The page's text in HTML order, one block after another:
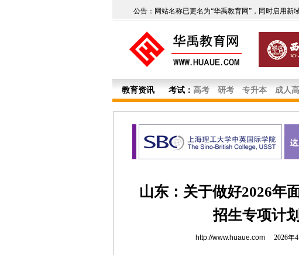
公告：网站名称已更名为“华禹教育网”，同时启用新
教育资讯 考试： 高考 研考 专升本 成人
山东：关于做好2026年
招生专项计
http://www.huaue.com2026年4